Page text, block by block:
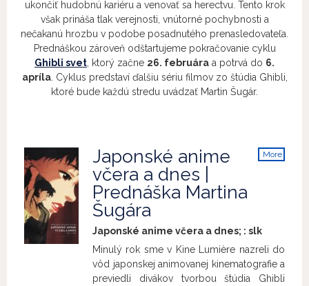
ukončiť hudobnú kariéru a venovať sa herectvu. Tento krok
však prináša tlak verejnosti, vnútorné pochybnosti a
nečakanú hrozbu v podobe posadnutého prenasledovateľa.
Prednáškou zároveň odštartujeme pokračovanie cyklu
Ghibli svet , ktorý začne 26. februára a potrvá do 6.
apríla. Cyklus predstaví ďalšiu sériu filmov zo štúdia Ghibli,
ktoré bude každú stredu uvádzať Martin Šugár.
More
Japonské anime
včera a dnes |
Prednáška Martina
Šugára
Japonské anime včera a dnes; : slk
Minulý rok sme v Kine Lumière nazreli do
vôd japonskej animovanej kinematografie a
previedli divákov tvorbou štúdia Ghibli